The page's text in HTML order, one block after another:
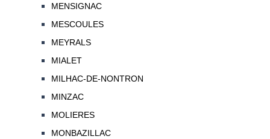
MENSIGNAC
MESCOULES
MEYRALS
MIALET
MILHAC-DE-NONTRON
MINZAC
MOLIERES
MONBAZILLAC